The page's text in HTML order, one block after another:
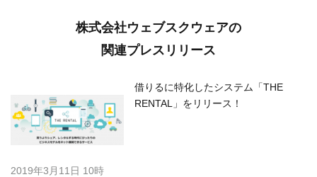
株式会社ウェブスクウェアの
関連プレスリリース
借りるに特化したシステム「THE
RENTAL」をリリース！
2019年3月11日 10時